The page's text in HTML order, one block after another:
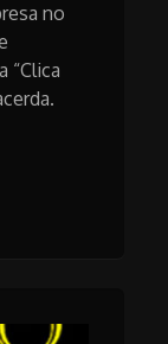
no
“Clica